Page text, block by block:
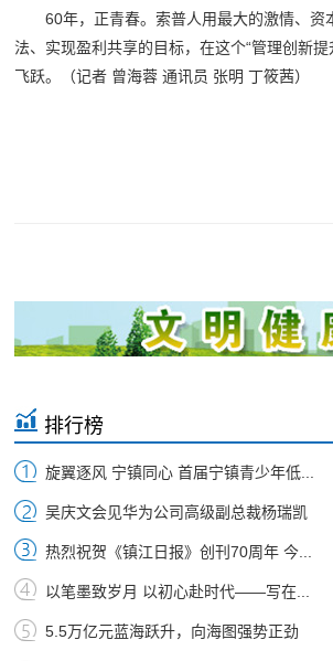
60年，正青春。索普人用最大的激情、资
法、实现盈利共享的目标，在这个“管理创新
飞跃。（记者 曾海蓉 通讯员 张明 丁筱茜）
排行榜
旋翼逐风 宁镇同心 首届宁镇青少年低...
吴庆文会见华为公司高级副总裁杨瑞凯
热烈祝贺《镇江日报》创刊70周年 今...
以笔墨致岁月 以初心赴时代——写在...
5.5万亿元蓝海跃升，向海图强势正劲